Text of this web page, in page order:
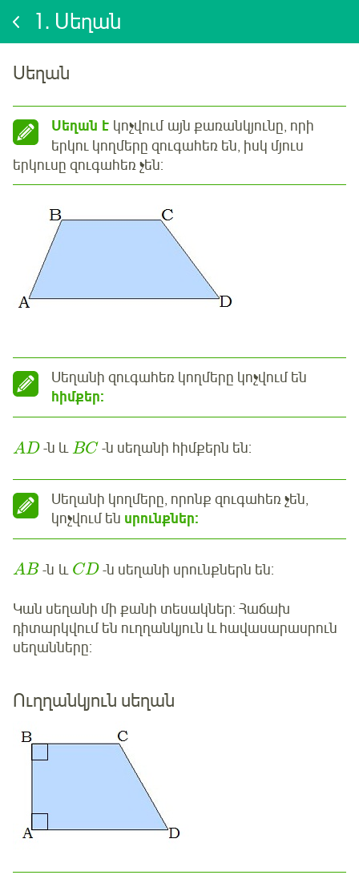
1. Սեղան
Սեղան
Սեղան է կոչվում այն քառանկյունը, որի
երկու կողմերը զուգահեռ են, իսկ մյուս
երկուսը զուգահեռ չեն:
Սեղանի զուգահեռ կողմերը կոչվում են
հիմքեր:
AD -ն ևBC-ն սեղանի հիմքերն են:
Սեղանի կողմերը, որոնք զուգահեռ չեն,
կոչվում են սրունքներ:
AB-ն և CD-ն սեղանի սրունքներն են:
Կան սեղանի մի քանի տեսակներ: Հաճախ
դիտարկվում են ուղղանկյուն և հավասարասրուն
սեղանները:
Ուղղանկյուն սեղան